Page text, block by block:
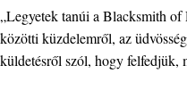
„Legyetek tanúi a Blacksmith
közötti küzdelemről, az
küldetésről szól, hogy felfedjük,